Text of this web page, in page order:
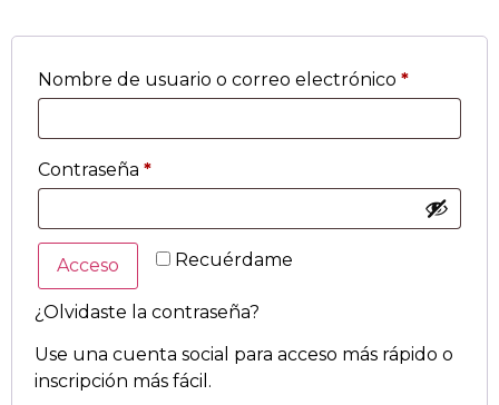
Nombre de usuario o correo electrónico *
Contraseña *
Recuérdame
Acceso
¿Olvidaste la contraseña?
Use una cuenta social para acceso más rápido o
inscripción más fácil.